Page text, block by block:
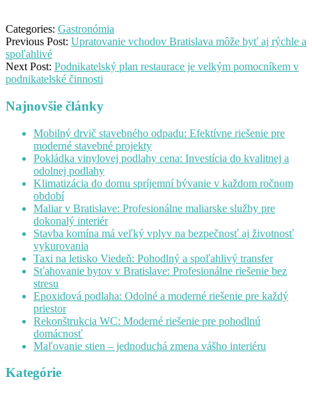
Categories: Gastronómia
Previous Post: Upratovanie vchodov Bratislava môže byť aj rýchle a
spoľahlivé
Next Post: Podnikatelský plan restaurace je velkým pomocníkem v
podnikatelské činnosti
Najnovšie články
Mobilný drvič stavebného odpadu: Efektívne riešenie pre
moderné stavebné projekty
Pokládka vinylovej podlahy cena: Investícia do kvalitnej a
odolnej podlahy
Klimatizácia do domu spríjemní bývanie v každom ročnom
období
Maliar v Bratislave: Profesionálne maliarske služby pre
dokonalý interiér
Stavba komína má veľký vplyv na bezpečnosť aj životnosť
vykurovania
Taxi na letisko Viedeň: Pohodlný a spoľahlivý transfer
Sťahovanie bytov v Bratislave: Profesionálne riešenie bez
stresu
Epoxidová podlaha: Odolné a moderné riešenie pre každý
priestor
Rekonštrukcia WC: Moderné riešenie pre pohodlnú
domácnosť
Maľovanie stien – jednoduchá zmena vášho interiéru
Kategórie